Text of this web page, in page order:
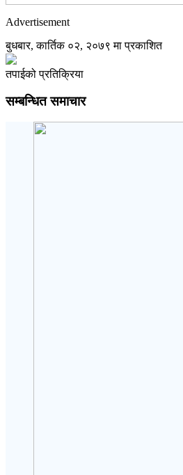
Advertisement
बुधबार, कार्तिक ०२, २०७९ मा प्रकाशित
तपाईको प्रतिक्रिया
सम्बन्धित समाचार